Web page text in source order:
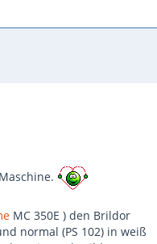
MC 350E ) den Brildor
normal (PS 102) in weiß